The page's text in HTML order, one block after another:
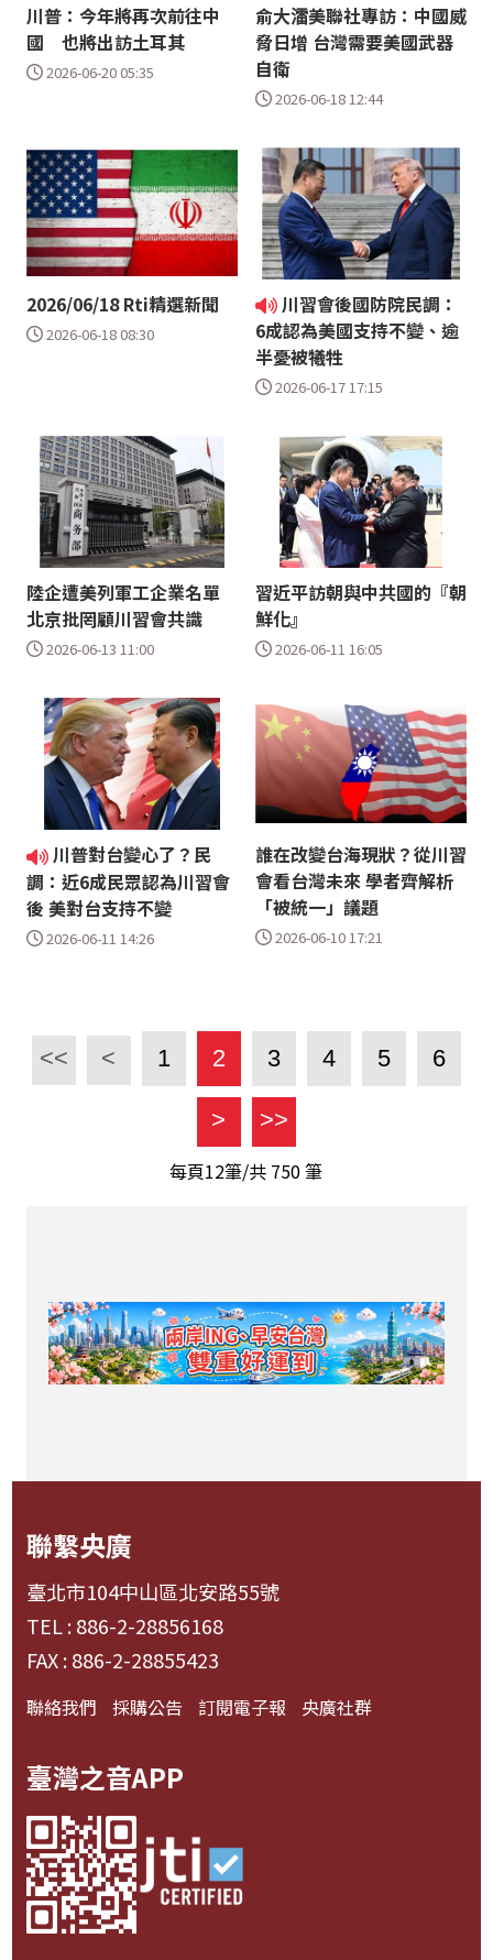
川普：今年將再次前往中
國 也將出訪土耳其
2026-06-20 05:35
俞大㵢美聯社專訪：中國威
脅日增 台灣需要美國武器
自衛
2026-06-18 12:44
2026/06/18 Rti精選新聞
2026-06-18 08:30
川習會後國防院民調：
6成認為美國支持不變、逾
半憂被犧牲
2026-06-17 17:15
陸企遭美列軍工企業名單
北京批罔顧川習會共識
2026-06-13 11:00
習近平訪朝與中共國的『朝
鮮化』
2026-06-11 16:05
川普對台變心了？民
調：近6成民眾認為川習會
後 美對台支持不變
2026-06-11 14:26
誰在改變台海現狀？從川習
會看台灣未來 學者齊解析
「被統一」議題
2026-06-10 17:21
<< < 1 2 3 4 5 6
> >>
每頁12筆/共 750筆
聯繫央廣
臺北市104中山區北安路55號
TEL : 886-2-28856168
FAX : 886-2-28855423
聯絡我們 採購公告 訂閱電子報 央廣社群
臺灣之音APP